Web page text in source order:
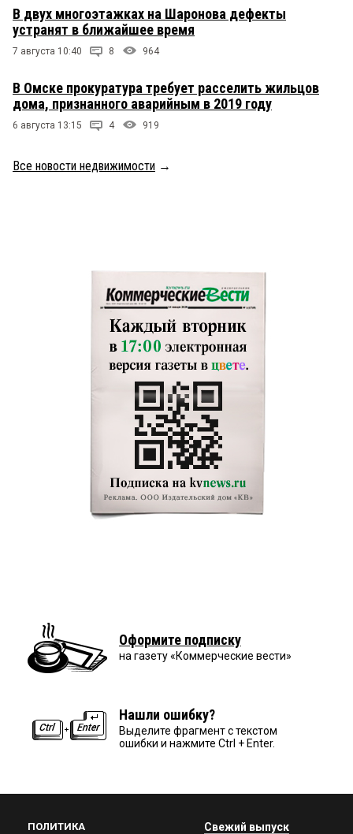
В двух многоэтажках на Шаронова дефекты
устранят в ближайшее время
7 августа 10:40 8 964
В Омске прокуратура требует расселить жильцов
дома, признанного аварийным в 2019 году
6 августа 13:15 4 919
Все новости недвижимости →
Оформите подписку
на газету «Коммерческие вести»
Нашли ошибку?
Выделите фрагмент с текстом
ошибки и нажмите Ctrl + Enter.
ПОЛИТИКА Свежий выпуск